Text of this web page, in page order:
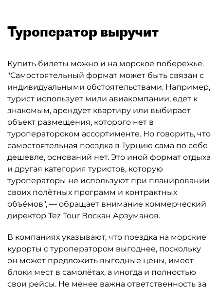
Туроператор выручит
Купить билеты можно и на морское побережье.
"Самостоятельный формат может быть связан с
индивидуальными обстоятельствами. Например,
турист использует мили авиакомпании, едет к
знакомым, арендует квартиру или выбирает
объект размещения, которого нет в
туроператорском ассортименте. Но говорить, что
самостоятельная поездка в Турцию сама по себе
дешевле, оснований нет. Это иной формат отдыха
и другая категория туристов, которую
туроператоры не используют при планировании
своих полётных программ и контрактных
объёмов", — обращает внимание коммерческий
директор Tez Tour Воскан Арзуманов.
В компаниях указывают, что поездка на морские
курорты с туроператором выгоднее, поскольку
он может предложить выгодные цены, имеет
блоки мест в самолётах, а иногда и полностью
свои рейсы. Не менее важна ответственность за